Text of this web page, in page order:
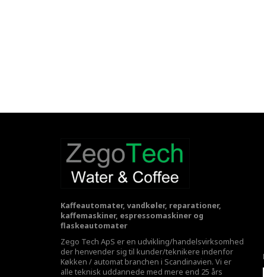
Kaffeautomater, vandkøler, reparationer,
kaffemaskiner, espressomaskiner og
flaskeautomater
Zego Tech ApS er en udvikling/handelsvirksomhed
der henvender sig til kunder/teknikere indenfor
Køkken / automat branchen i Scandinavien. Vi er
alle teknisk uddannede med mere end 25 års